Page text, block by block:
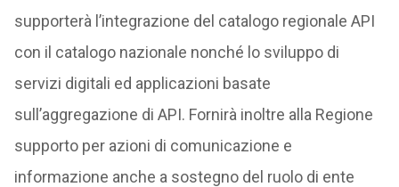
supporterà l’integrazione del catalogo regionale API
con il catalogo nazionale nonché lo sviluppo di
servizi digitali ed applicazioni basate
sull’aggregazione di API. Fornirà inoltre alla Regione
supporto per azioni di comunicazione e
informazione anche a sostegno del ruolo di ente